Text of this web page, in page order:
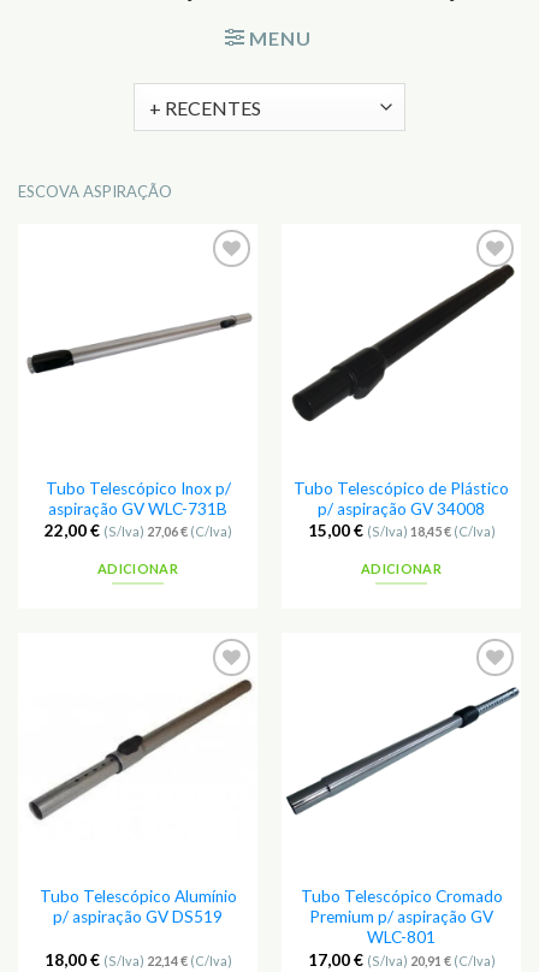
MENU
ESCOVA ASPIRAÇÃO
Tubo Telescópico Inox p/
aspiração GV WLC-731B
22,00€ (S/Iva) 27,06€(C/Iva)
ADICIONAR
Tubo Telescópico de Plástico
p/ aspiração GV 34008
15,00€ (S/Iva) 18,45€(C/Iva)
ADICIONAR
Tubo Telescópico Alumínio
p/ aspiração GV DS519
18,00€ (S/Iva) 22,14€(C/Iva)
Tubo Telescópico Cromado
Premium p/ aspiração GV
WLC-801
17,00€ (S/Iva) 20,91 €(C/Iva)